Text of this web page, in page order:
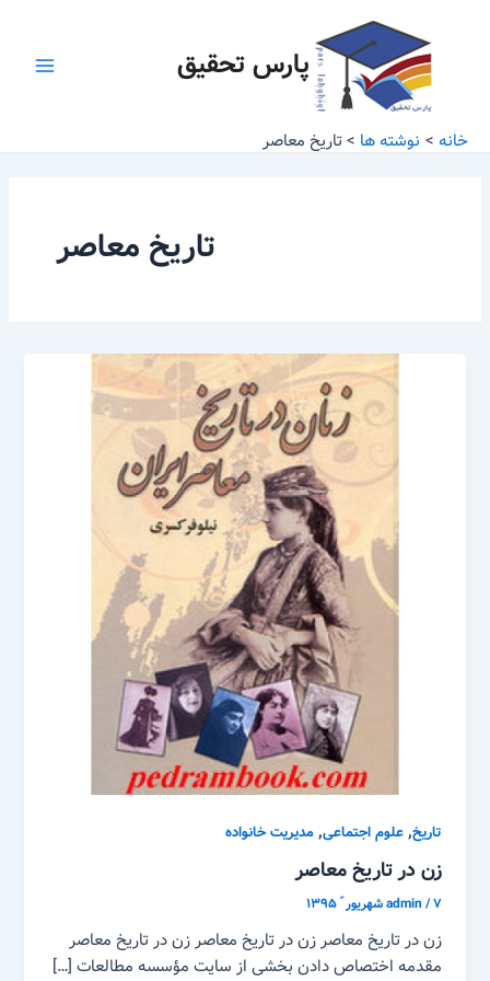
پارس تحقیق
خانه نوشته ها تاریخ معاصر
تاریخ معاصر
تاریخ,علوم اجتماعی,مدیریت خانواده
زن در تاریخ معاصر
admin/۷ شهریور ّ ۱۳۹۵
زن در تاریخ معاصر زن در تاریخ معاصر زن در تاریخ معاصر
مقدمه اختصاص دادن بخشی از سایت مؤسسه مطالعات […]